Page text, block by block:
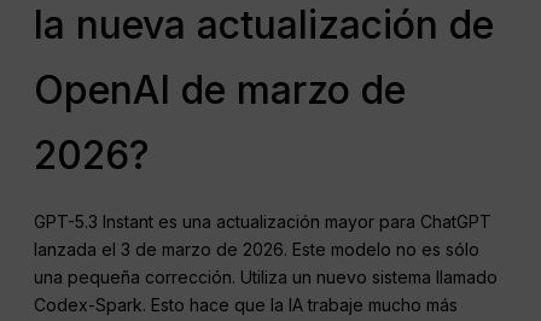
la nueva actualización de
OpenAI de marzo de
2026?
GPT-5.3 Instant es una actualización mayor para ChatGPT
lanzada el 3 de marzo de 2026. Este modelo no es sólo
una pequeña corrección. Utiliza un nuevo sistema llamado
Codex-Spark. Esto hace que la IA trabaje mucho más